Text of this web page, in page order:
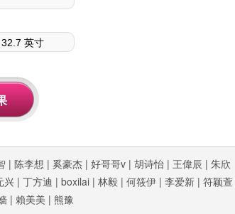
| 陈李想 | 奚豪杰 | 好哥哥v | 胡诗怡 | 王偉辰 | 朱欣
兴 | 丁方迪 | boxilai | 林毅 | 何筱伊 | 李爱新 | 符颖萱
| 賴美美 | 熊豫